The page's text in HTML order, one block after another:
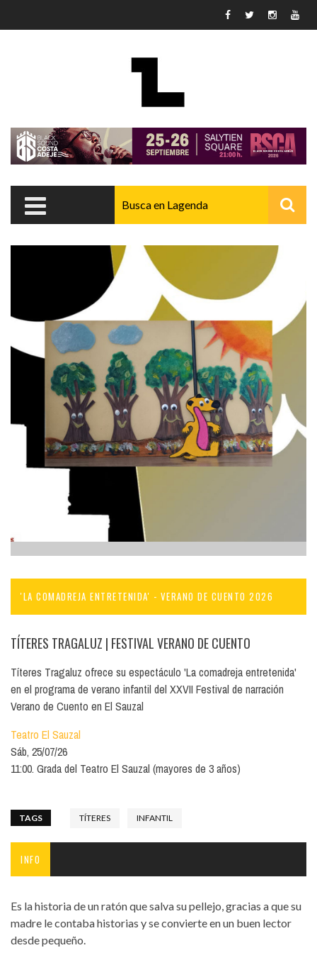
'LA COMADREJA ENTRETENIDA' - VERANO DE CUENTO 2026
TÍTERES TRAGALUZ | FESTIVAL VERANO DE CUENTO
Títeres Tragaluz ofrece su espectáculo 'La comadreja entretenida'
en el programa de verano infantil del XXVII Festival de narración
Verano de Cuento en El Sauzal
Teatro El Sauzal
Sáb, 25/07/26
11:00. Grada del Teatro El Sauzal (mayores de 3 años)
TAGS TÍTERES INFANTIL
INFO
Es la historia de un ratón que salva su pellejo, gracias a que su
madre le contaba historias y se convierte en un buen lector
desde pequeño.